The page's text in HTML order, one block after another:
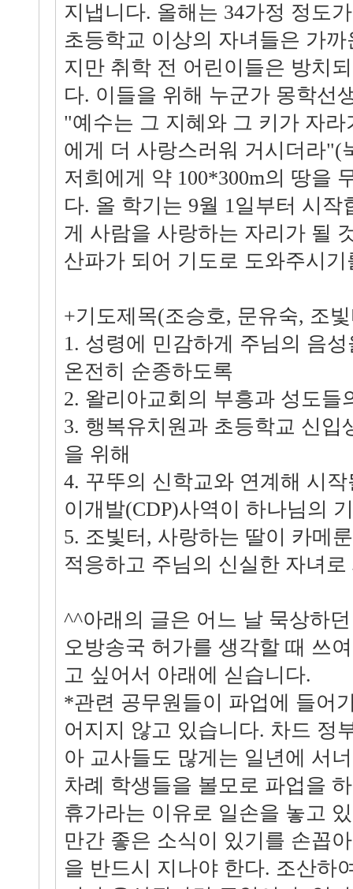
지냅니다. 올해는 34가정 정도
초등학교 이상의 자녀들은 가
지만 취학 전 어린이들은 방치
다. 이들을 위해 누군가 몽학선
"예수는 그 지혜와 그 키가 자
에게 더 사랑스러워 거시더라"(
저희에게 약 100*300m의 땅을
다. 올 학기는 9월 1일부터 시
게 사람을 사랑하는 자리가 될
산파가 되어 기도로 도와주시
+기도제목(조승호, 문유숙, 조
1. 성령에 민감하게 주님의 음
온전히 순종하도록
2. 왈리아교회의 부흥과 성도들
3. 행복유치원과 초등학교 신입
을 위해
4. 꾸뚜의 신학교와 연계해 시
이개발(CDP)사역이 하나님의
5. 조빛터, 사랑하는 딸이 카메
적응하고 주님의 신실한 자녀
^^아래의 글은 어느 날 묵상하
오방송국 허가를 생각할 때 쓰
고 싶어서 아래에 싣습니다.
*관련 공무원들이 파업에 들어
어지지 않고 있습니다. 차드 정
아 교사들도 많게는 일년에 서
차례 학생들을 볼모로 파업을
휴가라는 이유로 일손을 놓고
만간 좋은 소식이 있기를 손꼽
을 반드시 지나야 한다. 조산하